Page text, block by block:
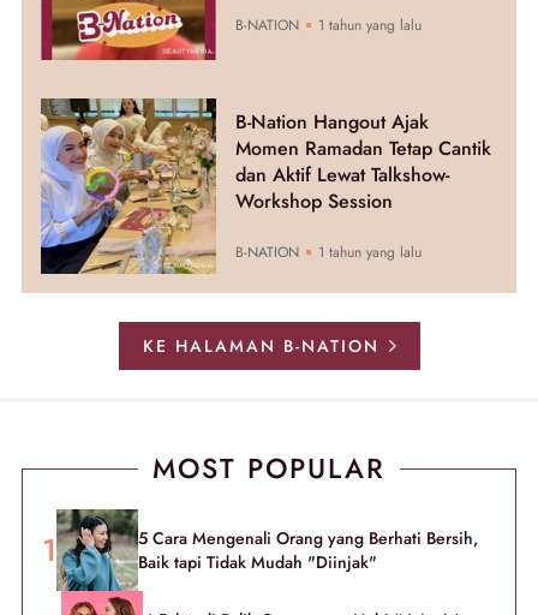
B-NATION 1 tahun yang lalu
B-Nation Hangout Ajak
Momen Ramadan Tetap Cantik
dan Aktif Lewat Talkshow-
Workshop Session
B-NATION 1 tahun yang lalu
KE HALAMAN B-NATION
MOST POPULAR
5 Cara Mengenali Orang yang Berhati Bersih,
Baik tapi Tidak Mudah "Diinjak"